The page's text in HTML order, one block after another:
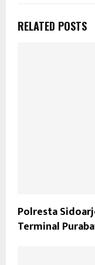
RELATED POSTS
Polresta
Terminal